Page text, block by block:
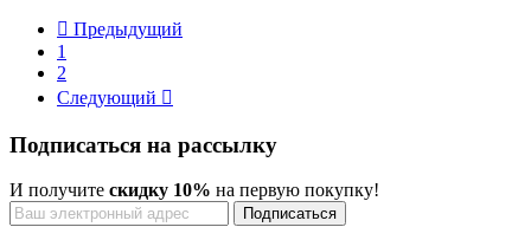
 Предыдущий
1
2
Следующий 
Подписаться на рассылку
И получите скидку 10% на первую покупку!